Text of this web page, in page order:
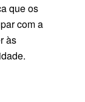
que os
com a
às